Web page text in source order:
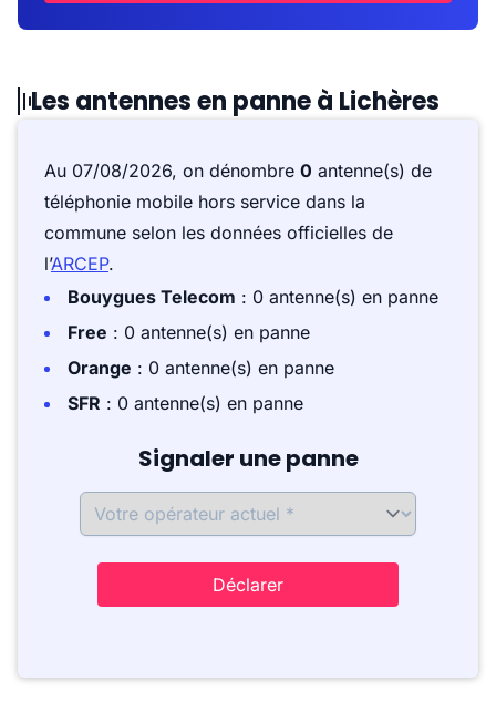
Les antennes en panne à Lichères
Au 07/08/2026, on dénombre 0 antenne(s) de
téléphonie mobile hors service dans la
commune selon les données officielles de
l’ARCEP.
Bouygues Telecom : 0 antenne(s) en panne
Free : 0 antenne(s) en panne
Orange : 0 antenne(s) en panne
SFR : 0 antenne(s) en panne
Signaler une panne
Déclarer